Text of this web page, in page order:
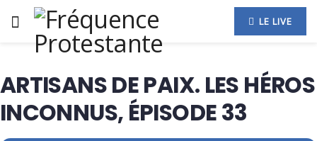
LE LIVE
ARTISANS DE PAIX. LES HÉROS
INCONNUS, ÉPISODE 33